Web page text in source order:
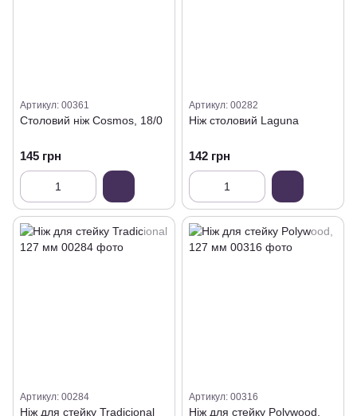
Артикул: 00361
Столовий ніж Cosmos, 18/0
145 грн
Артикул: 00282
Ніж столовий Laguna
142 грн
Артикул: 00284
Ніж для стейку Tradicional
Артикул: 00316
Ніж для стейку Polywood,